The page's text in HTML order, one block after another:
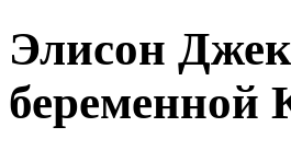
Элисон
беременной